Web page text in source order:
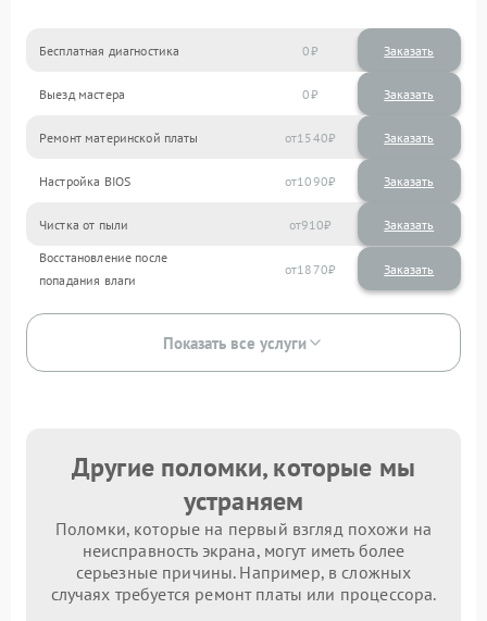
Бесплатная диагностика 0 Заказать
Выезд мастера 0 Заказать
Ремонт материнской платы 1540
Настройка BIOS 1090
Чистка от пыли 910
Восстановление после
попадания влаги
1870
Показать все услуги
Другие поломки, которые мы
устраняем
Поломки, которые на первый взгляд похожи на
неисправность экрана, могут иметь более
серьезные причины. Например, в сложных
случаях требуется ремонт платы или процессора.